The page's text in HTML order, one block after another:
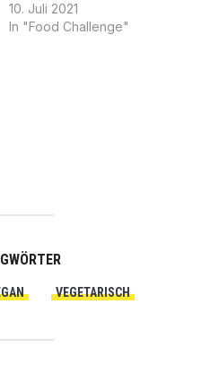
10. Juli 2021
In "Food Challenge"
VEGETARISCH